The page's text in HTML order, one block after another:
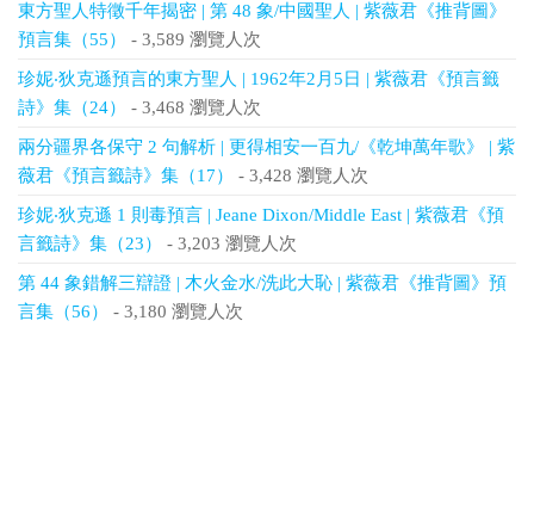
東方聖人特徵千年揭密 | 第 48 象/中國聖人 | 紫薇君《推背圖》
預言集（55）
- 3,589 瀏覽人次
珍妮‧狄克遜預言的東方聖人 | 1962年2月5日 | 紫薇君《預言籤
詩》集（24）
- 3,468 瀏覽人次
兩分疆界各保守 2 句解析 | 更得相安一百九/《乾坤萬年歌》 | 紫
薇君《預言籤詩》集（17）
- 3,428 瀏覽人次
珍妮‧狄克遜 1 則毒預言 | Jeane Dixon/Middle East | 紫薇君《預
言籤詩》集（23）
- 3,203 瀏覽人次
第 44 象錯解三辯證 | 木火金水/洗此大恥 | 紫薇君《推背圖》預
言集（56）
- 3,180 瀏覽人次